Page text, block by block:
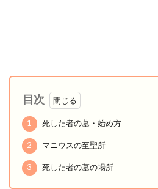
目次
1 死した者の墓・始め方
2 マニウスの至聖所
3 死した者の墓の場所